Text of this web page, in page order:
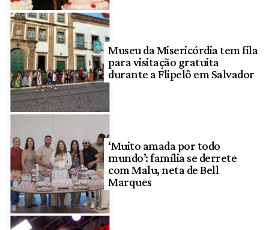
Museu da Misericórdia tem fila
para visitação gratuita
durante a Flipelô em Salvador
‘Muito amada por todo
mundo’: família se derrete
com Malu, neta de Bell
Marques